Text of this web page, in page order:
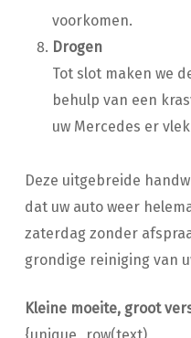
voorkomen.
Drogen
Tot slot maken we
behulp van een
uw Mercedes er
Deze uitgebreide
dat uw auto weer
zaterdag zonder
grondige reiniging van
Kleine moeite, groot
{unique_row(text)